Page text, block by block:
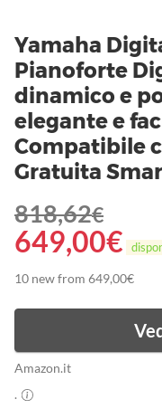
Yamaha
Pianoforte
dinamico e
elegante e
Compatibile
Gratuita
818,62€
649,00€
10 new from 649,00€
Amazon.it
.